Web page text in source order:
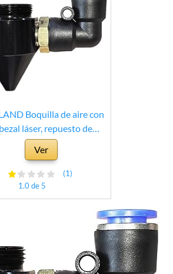
Boquilla de aire con
láser, repuesto de
de aire con cabezal láser
rosca M22, piezas de
para máquinas de
grabado láser, negro
Ver
1.0 de 5
(1)